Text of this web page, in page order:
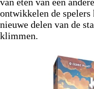
ontwikkelen de spelers
nieuwe delen van de
klimmen.